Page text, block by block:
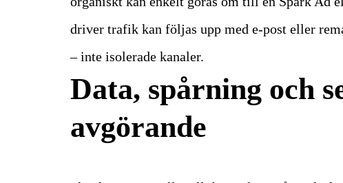
driver trafik kan följas upp med e-post eller
– inte isolerade kanaler.
Data, spårning och
avgörande